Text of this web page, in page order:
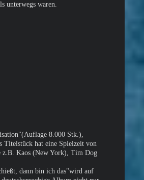
unterwegs waren.
8.000 Stk.),
Titelstück hat eine Spielzeit von
z.B. Kaos (New York), Tim Dog
dann bin ich das"wird auf